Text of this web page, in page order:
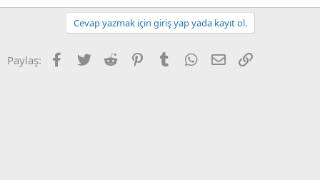
Cevap yazmak için giriş yap yada kayıt ol.
Paylaş: Facebook
Twitter Reddit PinterestTumblr WhatsApp
E-posta